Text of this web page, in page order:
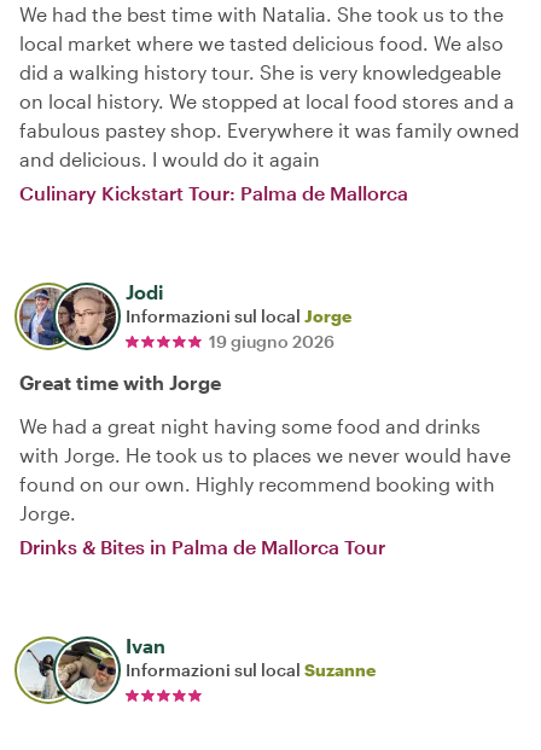
We had the best time with Natalia. She took us to the
local market where we tasted delicious food. We also
did a walking history tour. She is very knowledgeable
on local history. We stopped at local food stores and a
fabulous pastey shop. Everywhere it was family owned
and delicious. I would do it again
Culinary Kickstart Tour: Palma de Mallorca
Jodi
Informazioni sul local Jorge
19 giugno 2026
Great time with Jorge
We had a great night having some food and drinks
with Jorge. He took us to places we never would have
found on our own. Highly recommend booking with
Jorge.
Drinks & Bites in Palma de Mallorca Tour
Ivan
Informazioni sul local Suzanne